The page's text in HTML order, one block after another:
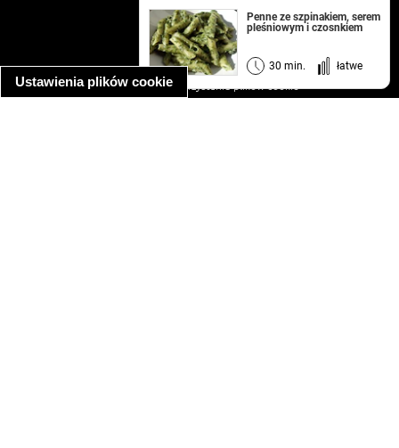
Ustawienia plików cookie
Penne ze szpinakiem, serem
pleśniowym i czosnkiem
30 min. łatwe
kontakt
regulamin
informacja o prywatności
informacja o wykorzystaniu plików cookie